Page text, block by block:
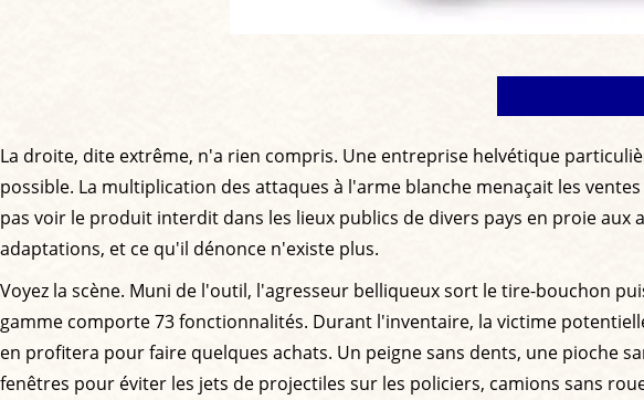
La droite, dite extrême, n'a rien compris. Une entreprise helvétique
possible. La multiplication des attaques à l'arme blanche menaçait les
pas voir le produit interdit dans les lieux publics de divers pays en proie
adaptations, et ce qu'il dénonce n'existe plus.
Voyez la scène. Muni de l'outil, l'agresseur belliqueux sort le tire-bouchon
gamme comporte 73 fonctionnalités. Durant l'inventaire, la victime
en profitera pour faire quelques achats. Un peigne sans dents, une pioche
fenêtres pour éviter les jets de projectiles sur les policiers, camions sans